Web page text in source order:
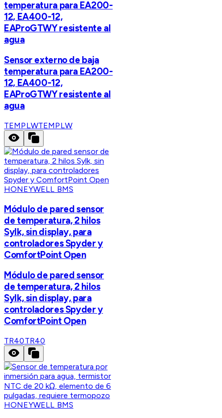
temperatura para EA200-
12, EA400-12,
EAProGTWY resistente al
agua
Sensor externo de baja
temperatura para EA200-
12, EA400-12,
EAProGTWY resistente al
agua
TEMPLWTEMPLW
HONEYWELL BMS
Módulo de pared sensor
de temperatura, 2 hilos
Sylk, sin display, para
controladores Spyder y
ComfortPoint Open
Módulo de pared sensor
de temperatura, 2 hilos
Sylk, sin display, para
controladores Spyder y
ComfortPoint Open
TR40TR40
HONEYWELL BMS